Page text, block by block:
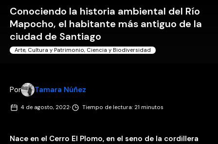
Conociendo la historia ambiental del Río
Mapocho, el habitante más antiguo de la
ciudad de Santiago
Arte, Cultura y Patrimonio, Ciencia y Biodiversidad
Por Tamara Núñez
4 de agosto, 2022· Tiempo de lectura: 21 minutos
Nace en el Cerro El Plomo, en el seno de la cordillera